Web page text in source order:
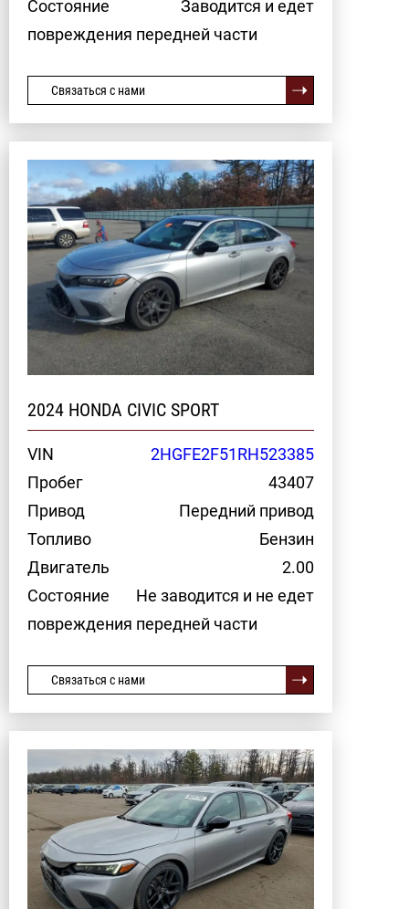
Состояние
Заводится и едет
повреждения передней части
Связаться с нами
2024 HONDA CIVIC SPORT
VIN
2HGFE2F51RH523385
Пробег
43407
Привод
Передний привод
Топливо
Бензин
Двигатель
2.00
Состояние
Не заводится и не едет
повреждения передней части
Связаться с нами